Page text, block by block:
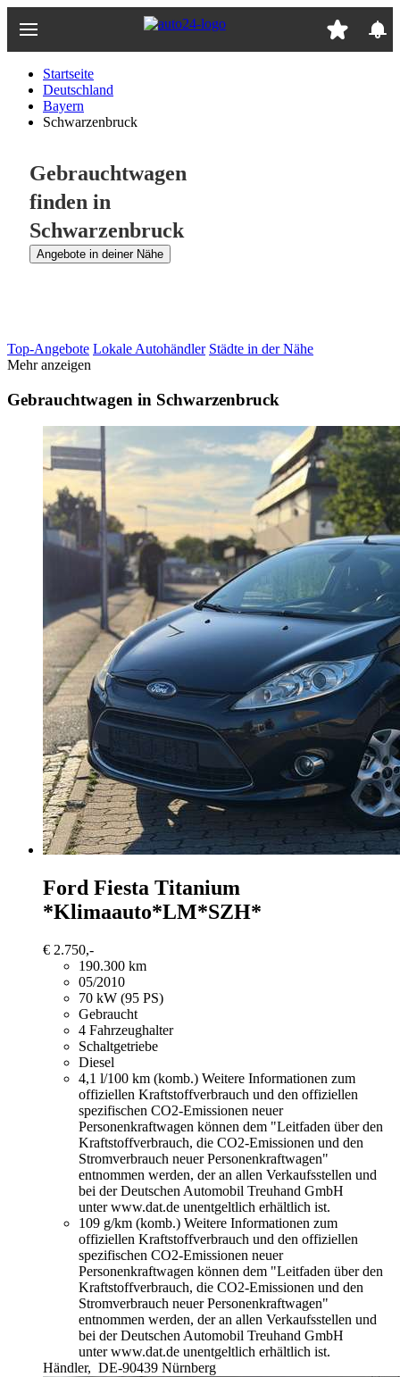
Hauptinhalt
Startseite
Deutschland
Bayern
Schwarzenbruck
Gebrauchtwagen
finden in
Schwarzenbruck
Angebote in deiner Nähe
Top-Angebote Lokale Autohändler Städte in der Nähe
Mehr anzeigen
Gebrauchtwagen in Schwarzenbruck
Ford Fiesta Titanium
*Klimaauto*LM*SZH*
€ 2.750,-
190.300 km
05/2010
70 kW (95 PS)
Gebraucht
4 Fahrzeughalter
Schaltgetriebe
Diesel
4,1 l/100 km (komb.) Weitere Informationen zum
offiziellen Kraftstoffverbrauch und den offiziellen
spezifischen CO2-Emissionen neuer
Personenkraftwagen können dem "Leitfaden über den
Kraftstoffverbrauch, die CO2-Emissionen und den
Stromverbrauch neuer Personenkraftwagen"
entnommen werden, der an allen Verkaufsstellen und
bei der Deutschen Automobil Treuhand GmbH
unter www.dat.de unentgeltlich erhältlich ist.
109 g/km (komb.) Weitere Informationen zum
offiziellen Kraftstoffverbrauch und den offiziellen
spezifischen CO2-Emissionen neuer
Personenkraftwagen können dem "Leitfaden über den
Kraftstoffverbrauch, die CO2-Emissionen und den
Stromverbrauch neuer Personenkraftwagen"
entnommen werden, der an allen Verkaufsstellen und
bei der Deutschen Automobil Treuhand GmbH
unter www.dat.de unentgeltlich erhältlich ist.
Händler, DE-90439 Nürnberg